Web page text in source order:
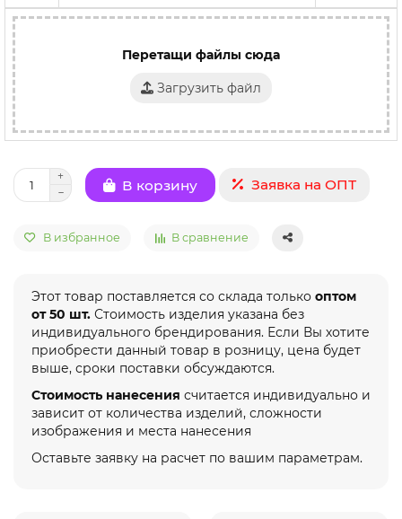
Перетащи файлы сюда
Загрузить файл
В корзину Заявка на ОПТ
В избранное В сравнение
Этот товар поставляется со склада только оптом
от 50 шт. Стоимость изделия указана без
индивидуального брендирования. Если Вы хотите
приобрести данный товар в розницу, цена будет
выше, сроки поставки обсуждаются.
Стоимость нанесения считается индивидуально и
зависит от количества изделий, сложности
изображения и места нанесения
Оставьте заявку на расчет по вашим параметрам.